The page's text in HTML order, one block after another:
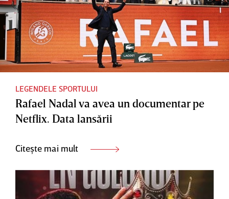
LEGENDELE SPORTULUI
Rafael Nadal va avea un documentar pe
Netflix. Data lansării
Citește mai mult